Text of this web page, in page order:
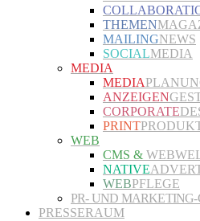
THEMEN
MAILINGNEWS
SOCIALMEDIA
MEDIA
MEDIA
ANZEIGEN
CORPORATE
PRINT
WEB
CMS &
NATIVE
WEBPFLEGE
PR- UND
PRESSERAUM